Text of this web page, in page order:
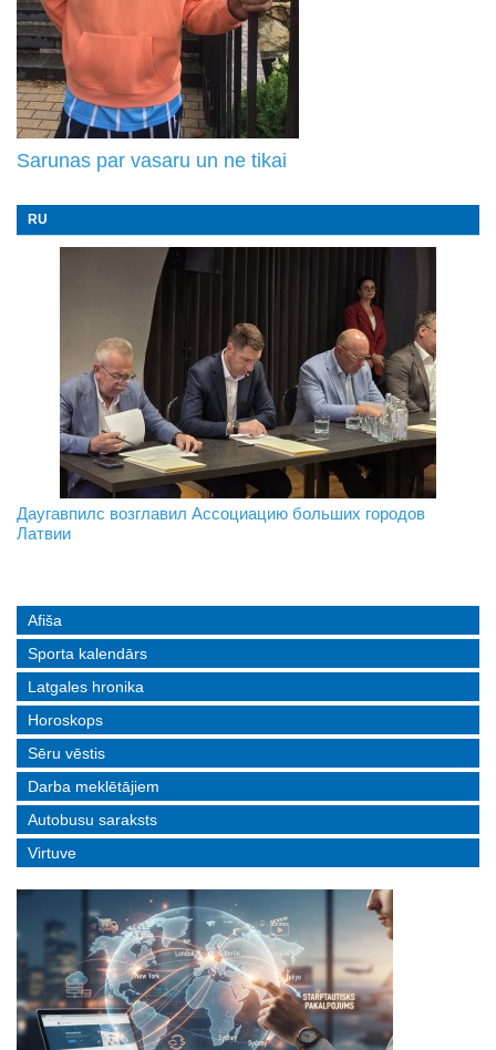
Sarunas par vasaru un ne tikai
RU
На границе с Беларусью ждут усиления
Даугавпилс возглавил Ассоциацию больших городов
Латвии
Инвалидность — не приговор: «Mediastrims» расскажет
реальные истории людей с ограниченными возможностями
Afiša
Sporta kalendārs
Latgales hronika
Horoskops
Sēru vēstis
Darba meklētājiem
Autobusu saraksts
Virtuve